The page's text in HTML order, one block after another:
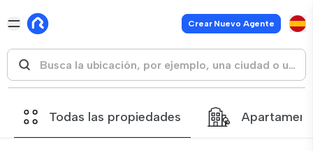
Crear Nuevo Agente
Todas las propiedades